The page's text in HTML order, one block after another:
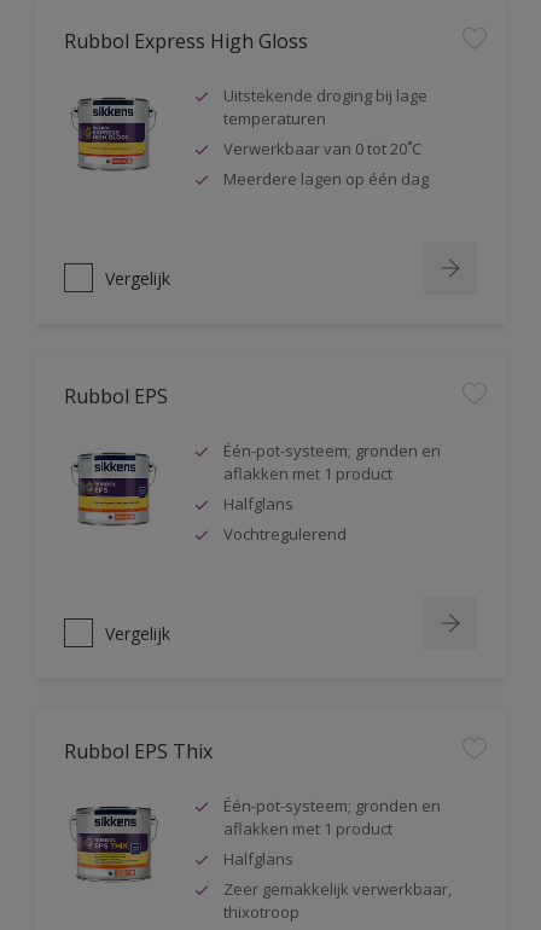
Rubbol Express High Gloss
Uitstekende droging bij lage
temperaturen
Verwerkbaar van 0 tot 20˚C
Meerdere lagen op één dag
Vergelijk
Rubbol EPS
Één-pot-systeem; gronden en
aflakken met 1 product
Halfglans
Vochtregulerend
Vergelijk
Rubbol EPS Thix
Één-pot-systeem; gronden en
aflakken met 1 product
Halfglans
Zeer gemakkelijk verwerkbaar,
thixotroop